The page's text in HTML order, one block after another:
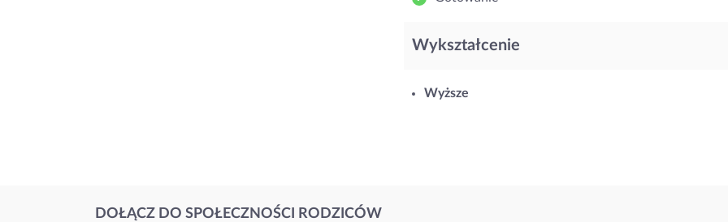
Wykształcenie
Wyższe
DOŁĄCZ DO SPOŁECZNOŚCI RODZICÓW